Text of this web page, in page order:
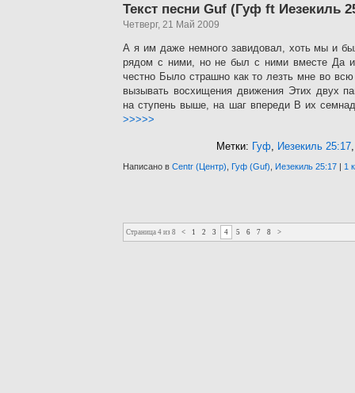
Текст песни Guf (Гуф ft Иезекиль
Четверг, 21 Май 2009
А я им даже немного завидовал, хоть мы и
рядом с ними, но не был с ними вместе Да
честно Было страшно как то лезть мне во
вызывать восхищения движения Этих двух
на ступень выше, на шаг впереди В их
>>>>>
Метки: Гуф, Иезекиль 25:17
Написано в Centr (Центр) Гуф (Guf) Иезекиль 25:17 | 1
Страница 4 из 8 < 1 2 3 4 5 6 7 8 >